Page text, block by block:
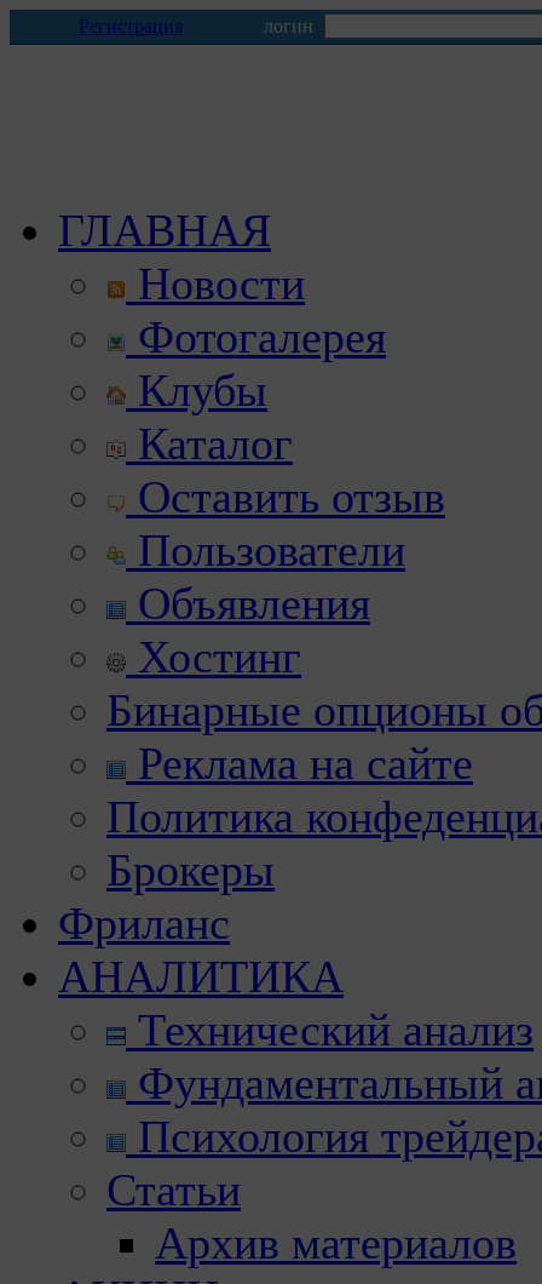
Регистрация логин
ГЛАВНАЯ
Новости
Фотогалерея
Клубы
Каталог
Оставить отзыв
Пользователи
Объявления
Хостинг
Бинарные опционы
Реклама на сайте
Политика
Брокеры
Фриланс
АНАЛИТИКА
Технический анализ
Фундаментальный
Психология
Статьи
Архив материалов